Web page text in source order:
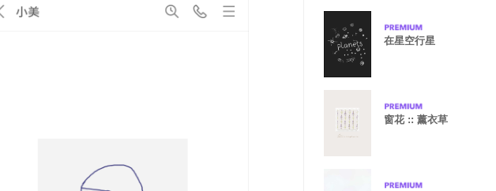
在星空行星
窗花 :: 薰衣草